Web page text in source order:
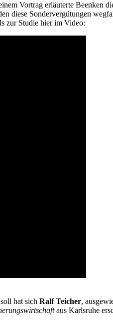
Vortrag erläuterte Beenken
diese Sondervergütungen
zur Studie hier im Video:
hat sich Ralf Teicher,
aus Karlsruhe